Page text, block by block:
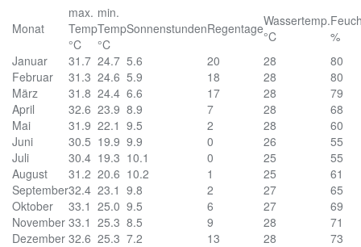
Monat
max.
Temp
°C
min.
Temp
°C
SonnenstundenRegentageWassertemp.
°C
%
Januar
31.7 24.7 5.6 20 28
80
Februar
31.3 24.6 5.9 18 28
80
März
31.8 24.4 6.6 17 28
79
April
32.6 23.9 8.9 7 28
68
Mai
31.9 22.1 9.5 2 28
60
Juni
30.5 19.9 9.9 0 26
55
Juli
30.4 19.3 10.1 0 25
55
August
31.2 20.6 10.2 1 25
61
September32.4 23.1 9.8 2 27
65
Oktober
33.1 25.0 9.5 6 27
69
November 33.1 25.3 8.5 9 28
71
Dezember 32.6 25.3 7.2 13 28 73